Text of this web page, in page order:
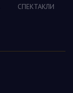
СПЕКТАКЛИ